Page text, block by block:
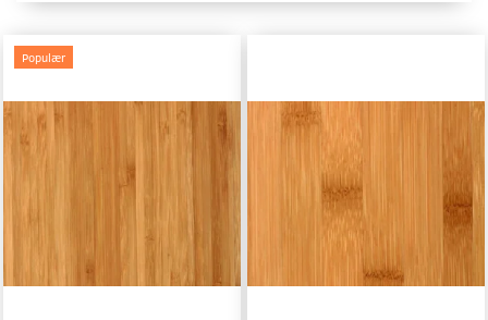
Populær